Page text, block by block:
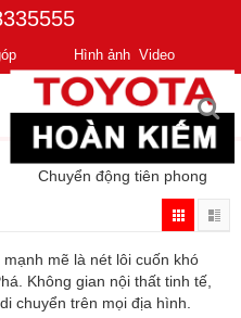
Hình ảnh Video
Chuyển động tiên phong
mẽ là nét lôi cuốn khó
Không gian nội thất tinh tế,
chuyển trên mọi địa hình.